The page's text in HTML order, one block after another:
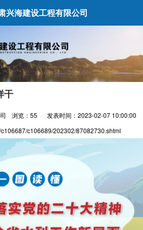
兴海建设工程有限公司
干
浏览： 55
发表时间：2023-02-07 10:00:00
c106689/202302/87082730.shtml